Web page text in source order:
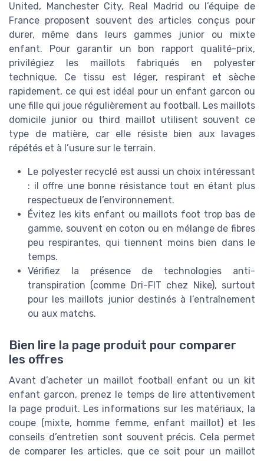
United, Manchester City, Real Madrid ou l’équipe de
France proposent souvent des articles conçus pour
durer, même dans leurs gammes junior ou mixte
enfant. Pour garantir un bon rapport qualité-prix,
privilégiez les maillots fabriqués en polyester
technique. Ce tissu est léger, respirant et sèche
rapidement, ce qui est idéal pour un enfant garcon ou
une fille qui joue régulièrement au football. Les maillots
domicile junior ou third maillot utilisent souvent ce
type de matière, car elle résiste bien aux lavages
répétés et à l’usure sur le terrain.
Le polyester recyclé est aussi un choix intéressant
: il offre une bonne résistance tout en étant plus
respectueux de l’environnement.
Évitez les kits enfant ou maillots foot trop bas de
gamme, souvent en coton ou en mélange de fibres
peu respirantes, qui tiennent moins bien dans le
temps.
Vérifiez la présence de technologies anti-
transpiration (comme Dri-FIT chez Nike), surtout
pour les maillots junior destinés à l’entraînement
ou aux matchs.
Bien lire la page produit pour comparer
les offres
Avant d’acheter un maillot football enfant ou un kit
enfant garcon, prenez le temps de lire attentivement
la page produit. Les informations sur les matériaux, la
coupe (mixte, homme femme, enfant maillot) et les
conseils d’entretien sont souvent précis. Cela permet
de comparer les articles, que ce soit pour un maillot